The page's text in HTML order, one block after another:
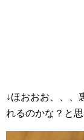
↓ほおおお、、、
れるのかな？と思